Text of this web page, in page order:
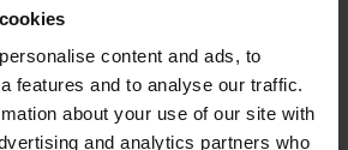
content and ads, to
features and to analyse our traffic.
about your use of our site with
and analytics partners who
Негайно Час відправлення:Негайно
481,23 грн